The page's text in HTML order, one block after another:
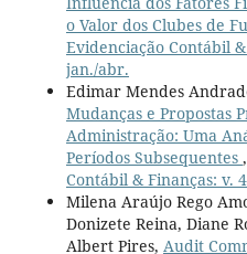
o Valor dos Clubes de
Evidenciação Contábil
jan./abr.
Edimar Mendes
Mudanças e Propostas
Administração: Uma
Períodos Subsequentes ,
Contábil & Finanças: v.
Milena Araújo Rego
Donizete Reina, Diane
Albert Pires, Audit